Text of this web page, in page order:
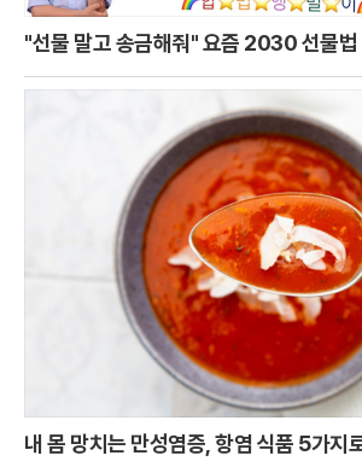
"선물 말고 송금해줘" 요즘 2030 선물법
내 몸 망치는 만성염증, 항염 식품 5가지